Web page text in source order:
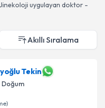
uygulayan doktor -
Akıllı Sıralama
Tekin
Doğum